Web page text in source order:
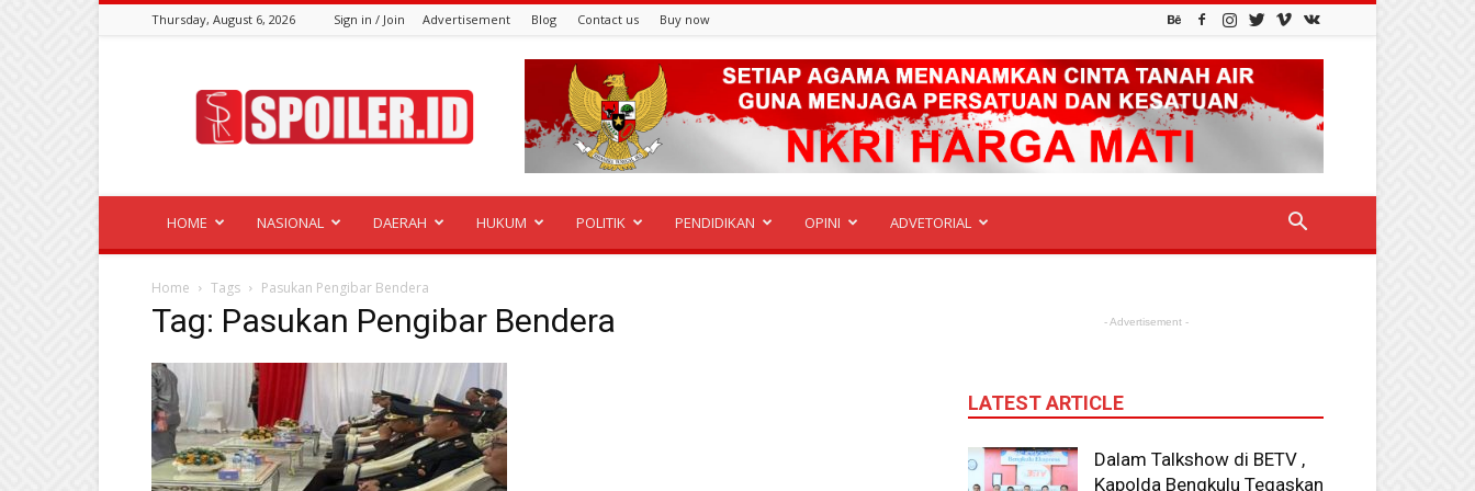
Thursday, August 6, 2026 Sign in / Join Advertisement Blog Contact us Buy now
HOME NASIONAL DAERAH HUKUM POLITIK PENDIDIKAN OPINI ADVETORIAL
Home Tags Pasukan Pengibar Bendera
Tag: Pasukan Pengibar Bendera - Advertisement -
LATEST ARTICLE
Dalam Talkshow di BETV ,
Kapolda Bengkulu Tegaskan